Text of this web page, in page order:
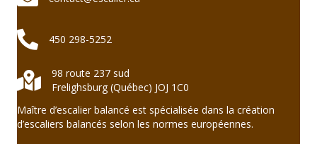
450 298-5252450 298-5252
98 route 237 sud Frelighsburg (Québec) JOJ 1C0
98 route 237 sud
Frelighsburg (Québec) JOJ 1C0
Maître d’escalier balancé est spécialisée dans la création
d’escaliers balancés selon les normes européennes.